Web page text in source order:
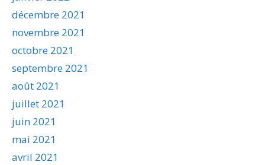
décembre 2021
novembre 2021
octobre 2021
septembre 2021
août 2021
juillet 2021
juin 2021
mai 2021
avril 2021